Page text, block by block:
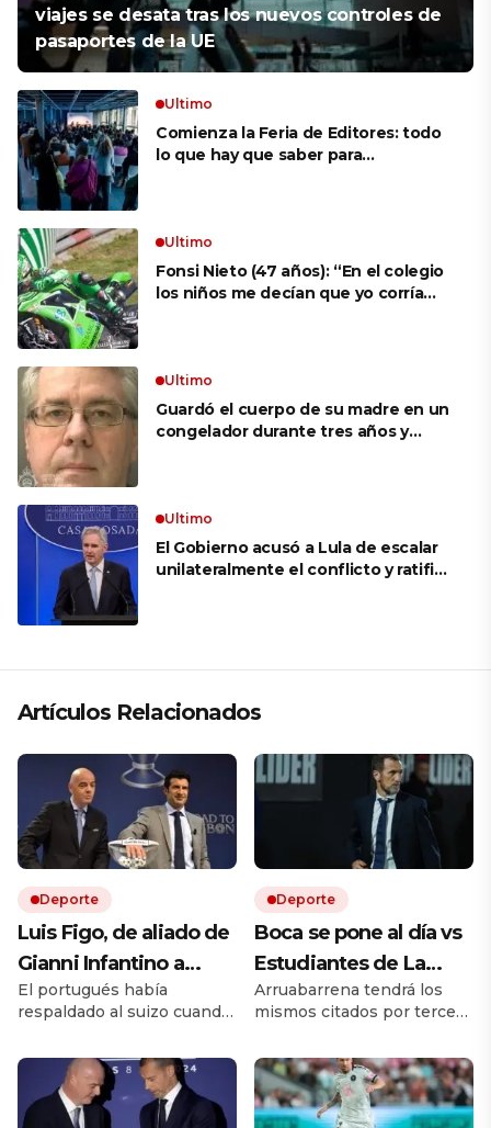
viajes se desata tras los nuevos controles de
pasaportes de la UE
Ultimo
Comienza la Feria de Editores: todo
lo que hay que saber para
Ultimo
Fonsi Nieto (47 años): “En el colegio
los niños me decían que yo corría
Ultimo
Guardó el cuerpo de su madre en un
congelador durante tres años y
Ultimo
El Gobierno acusó a Lula de escalar
unilateralmente el conflicto y ratificó
Artículos Relacionados
Deporte
Luis Figo, de aliado de
Gianni Infantino a
pedir su renuncia: la
durísima carta que
sacude a la FIFA
El portugués había
respaldado al suizo cuando
FIFA en 2016. Diez años
después, Luis Figo cambió
de postura y publicó una
durísima carta. Allí lo acusa
Deporte
Boca se pone al día vs
Estudiantes de La
Plata, sin Muslera, y
busca su primera
victoria en el Torneo
Clausura: hora y
formaciones
Arruabarrena tendrá los
mismos citados por tercer
el torneo local. Quién es el
árbitro y cómo ver en vivo
por TV.